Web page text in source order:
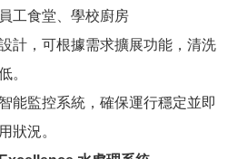
工食堂、學校廚房
計，可根據需求擴展功能，清洗
。
能監控系統，確保運行穩定並即
狀況。